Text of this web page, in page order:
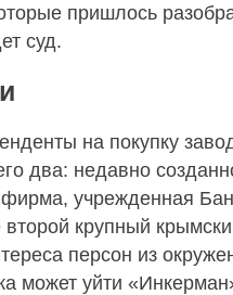
пришлось
суд.
на покупку
два: недавно
учрежденная
крупный
персон из
может уйти